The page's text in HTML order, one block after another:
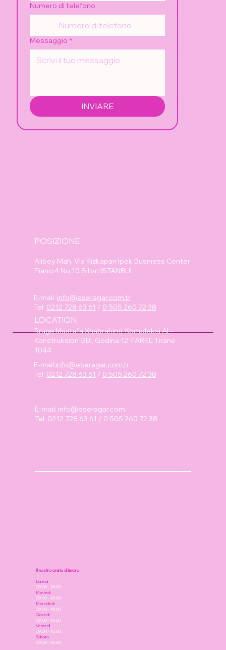
POSIZIONE
Alibey Mah. Via Kizkapan İpek Business Center
Piano:4 No:10 Silivri İSTANBUL
E-mail: info@eseragar.com.tr
Tel: 0212 728 63 61 / 0 505 260 72 38
E-mail: info@eseragar.com
Tel: 0212 728 63 61 / 0 505 260 72 38
Il nostro orario di lavoro
Lunedi
09:00 - 18:00
Martedì
09:00 - 18:00
Mercoledì
09:00 - 18:00
Giovedì
09:00 - 18:00
Venerdì
09:00 - 18:00
Sabato
09:00 - 18:00
LOCATION
Rruga Mustafa Xhabrahimi, Kompleksi AL-
Konstruksion GBI, Godina 12; FARKE Tirane
1044
E-mail:info@eseragar.com.tr
Tel: 0212 728 63 61 / 0 505 260 72 38
Numero di telefono
Messaggio *
INVIARE